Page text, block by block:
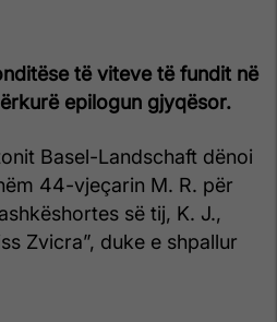
të viteve të fundit në
epilogun gjyqësor.
Basel-Landschaft dënoi
44-vjeçarin M. R. për
së tij, K. J.,
Zvicra”, duke e shpallur